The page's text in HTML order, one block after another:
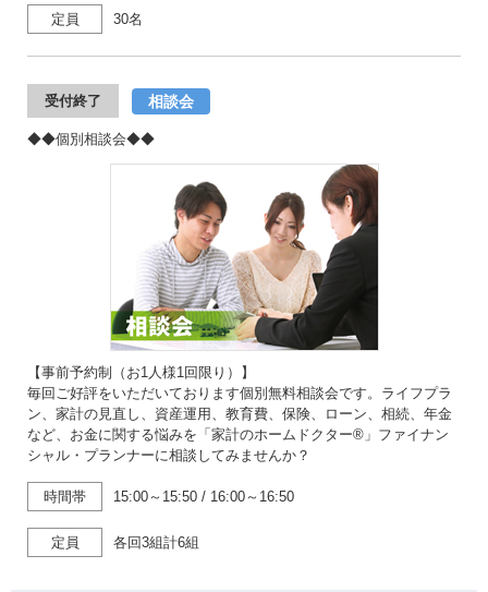
定員 30名
受付終了 相談会
◆◆個別相談会◆◆
【事前予約制（お1人様1回限り）】
毎回ご好評をいただいております個別無料相談会です。ライフプラ
ン、家計の見直し、資産運用、教育費、保険、ローン、相続、年金
など、お金に関する悩みを「家計のホームドクター®」ファイナン
シャル・プランナーに相談してみませんか？
時間帯 15:00～15:50 / 16:00～16:50
定員 各回3組計6組